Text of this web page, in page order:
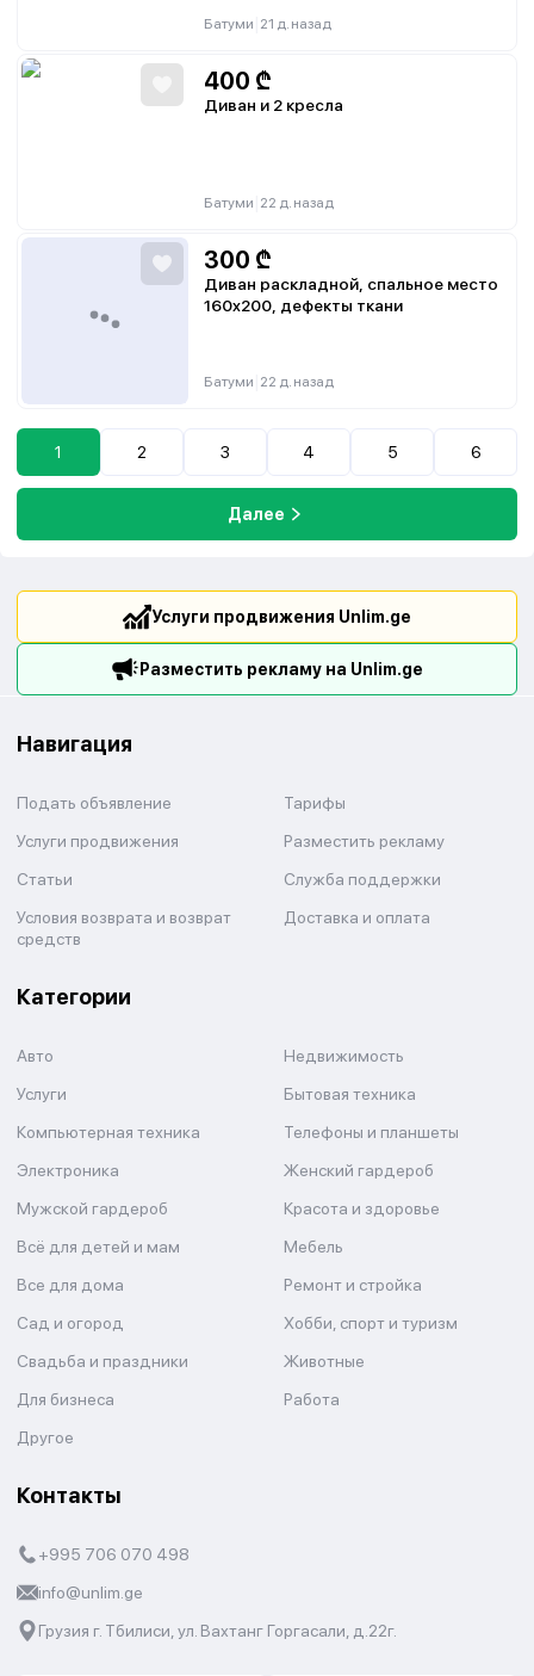
Батуми 21 д. назад
400 ₾
Диван и 2 кресла
Батуми 22 д. назад
300 ₾
Диван раскладной, спальное место
160x200, дефекты ткани
Батуми 22 д. назад
1 2 3 4 5 6
Далее
Услуги продвижения Unlim.ge
Разместить рекламу на Unlim.ge
Навигация
Подать объявление
Тарифы
Услуги продвижения
Разместить рекламу
Статьи
Служба поддержки
Условия возврата и возврат
средств
Доставка и оплата
Категории
Авто
Недвижимость
Услуги
Бытовая техника
Компьютерная техника
Телефоны и планшеты
Электроника
Женский гардероб
Мужской гардероб
Красота и здоровье
Всё для детей и мам
Мебель
Все для дома
Ремонт и стройка
Сад и огород
Хобби, спорт и туризм
Свадьба и праздники
Животные
Для бизнеса
Работа
Другое
Контакты
+995 706 070 498
info@unlim.ge
Грузия г. Тбилиси, ул. Вахтанг Горгасали, д.22г.